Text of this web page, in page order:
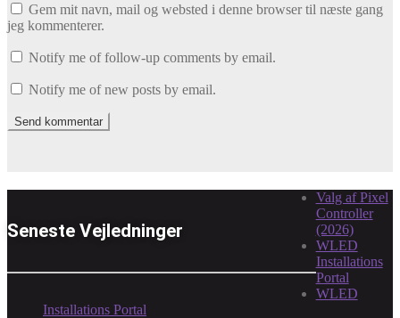
Gem mit navn, mail og websted i denne browser til næste gang
jeg kommenterer.
Notify me of follow-up comments by email.
Notify me of new posts by email.
Seneste Vejledninger
Valg af Pixel
Controller
(2026)
WLED
Installations
Portal
WLED
Installations Portal